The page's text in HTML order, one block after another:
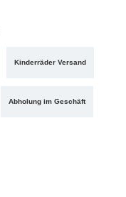
Kinderräder Versand
Abholung im Geschäft